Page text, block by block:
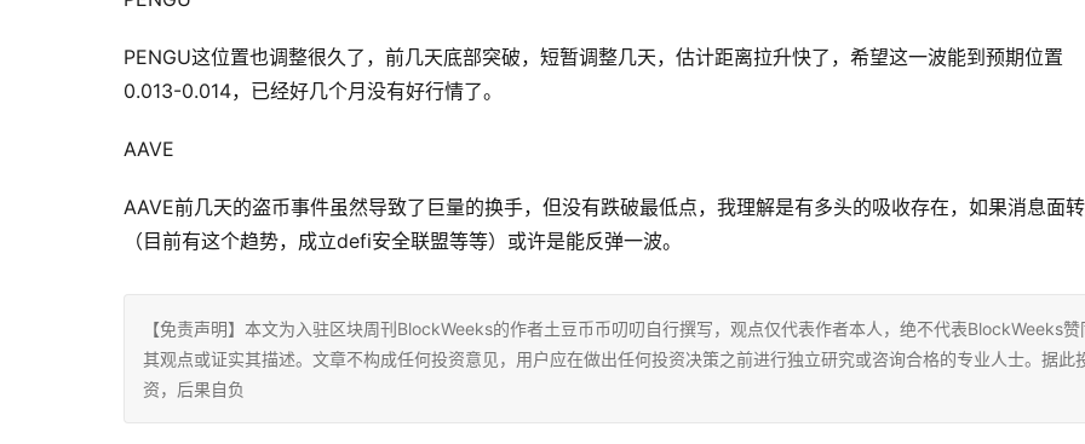
PENGU这位置也调整很久了，前几天底部突破，短暂调整几天，估计距离拉升快了，希望这一波能到预期位置
0.013-0.014，已经好几个月没有好行情了。
AAVE
AAVE前几天的盗币事件虽然导致了巨量的换手，但没有跌破最低点，我理解是有多头的吸收存在，如果消息面
（目前有这个趋势，成立defi安全联盟等等）或许是能反弹一波。
【免责声明】本文为入驻区块周刊BlockWeeks的作者土豆币币叨叨自行撰写，观点仅代表作者本人，绝不代表BlockWeeks赞
其观点或证实其描述。文章不构成任何投资意见，用户应在做出任何投资决策之前进行独立研究或咨询合格的专业人士。据此
资，后果自负